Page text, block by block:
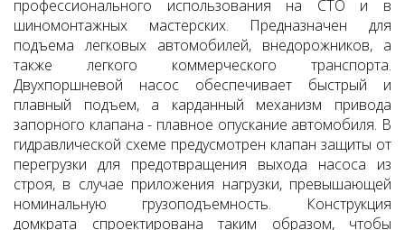
профессионального использования на СТО и в
шиномонтажных мастерских. Предназначен для
подъема легковых автомобилей, внедорожников, а
также легкого коммерческого транспорта.
Двухпоршневой насос обеспечивает быстрый и
плавный подъем, а карданный механизм привода
запорного клапана - плавное опускание автомобиля. В
гидравлической схеме предусмотрен клапан защиты от
перегрузки для предотвращения выхода насоса из
строя, в случае приложения нагрузки, превышающей
номинальную грузоподъемность. Конструкция
домкрата спроектирована таким образом, чтобы